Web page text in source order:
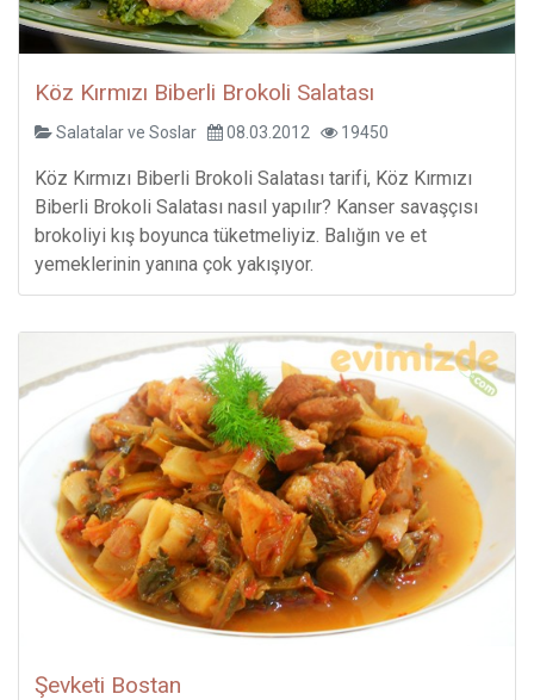
Köz Kırmızı Biberli Brokoli Salatası
Salatalar ve Soslar 08.03.2012 19450
Köz Kırmızı Biberli Brokoli Salatası tarifi, Köz Kırmızı
Biberli Brokoli Salatası nasıl yapılır? Kanser savaşçısı
brokoliyi kış boyunca tüketmeliyiz. Balığın ve et
yemeklerinin yanına çok yakışıyor.
Şevketi Bostan